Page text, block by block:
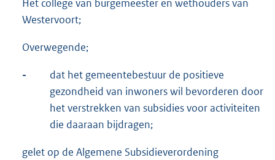
Het college van burgemeester en wethouders van
Westervoort;
Overwegende;
-
dat het gemeentebestuur de positieve
gezondheid van inwoners wil bevorderen door
het verstrekken van subsidies voor activiteiten
die daaraan bijdragen;
gelet op de Algemene Subsidieverordening